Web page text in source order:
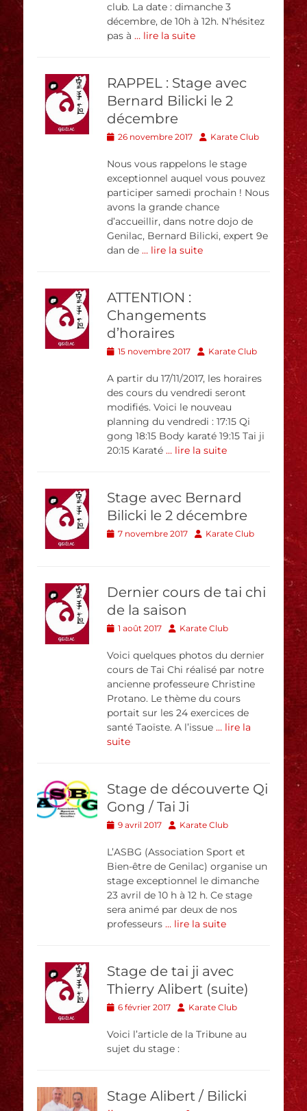
club. La date : dimanche 3
décembre, de 10h à 12h. N’hésitez
pas à … lire la suite
RAPPEL : Stage avec
Bernard Bilicki le 2
décembre
Posted
26 novembre 2017 Author
Karate Club
Nous vous rappelons le stage
exceptionnel auquel vous pouvez
participer samedi prochain ! Nous
avons la grande chance
d’accueillir, dans notre dojo de
Genilac, Bernard Bilicki, expert 9e
dan de … lire la suite
ATTENTION :
Changements
d’horaires
Posted
15 novembre 2017 Author
Karate Club
A partir du 17/11/2017, les horaires
des cours du vendredi seront
modifiés. Voici le nouveau
planning du vendredi : 17:15 Qi
gong 18:15 Body karaté 19:15 Tai ji
20:15 Karaté … lire la suite
Stage avec Bernard
Bilicki le 2 décembre
Posted
7 novembre 2017 Author
Karate Club
Dernier cours de tai chi
de la saison
Posted
1 août 2017 Author
Karate Club
Voici quelques photos du dernier
cours de Tai Chi réalisé par notre
ancienne professeure Christine
Protano. Le thème du cours
portait sur les 24 exercices de
santé Taoïste. A l’issue … lire la
suite
Stage de découverte Qi
Gong / Tai Ji
Posted
9 avril 2017 Author
Karate Club
L’ASBG (Association Sport et
Bien-être de Genilac) organise un
stage exceptionnel le dimanche
23 avril de 10 h à 12 h. Ce stage
sera animé par deux de nos
professeurs … lire la suite
Stage de tai ji avec
Thierry Alibert (suite)
Posted
6 février 2017 Author
Karate Club
Voici l’article de la Tribune au
sujet du stage :
Stage Alibert / Bilicki